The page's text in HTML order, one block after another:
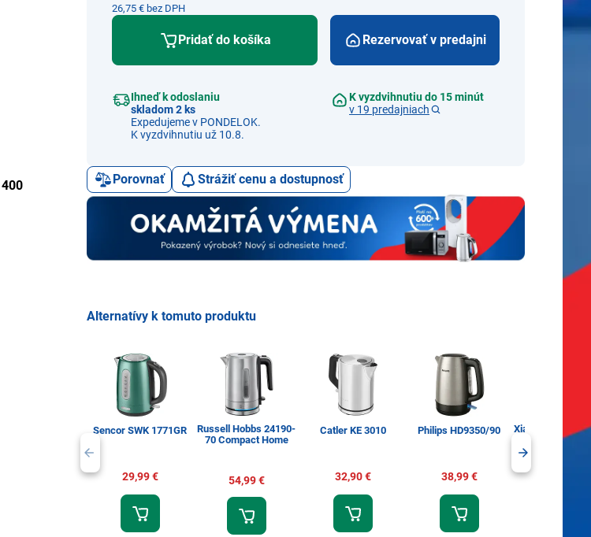
26,75 € bez DPH
Pridať do košíka
Ihneď k odoslaniu
skladom 2 ks
Expedujeme v PONDELOK.
K vyzdvihnutiu už 10.8.
Rezervovať v predajni
K vyzdvihnutiu do 15 minút
v 19 predajniach
Porovnať Strážiť cenu a dostupnosť
Alternatívy k tomuto produktu
Sencor SWK 1771GR
29,99 €
Russell Hobbs 24190-
70 Compact Home
54,99 €
Catler KE 3010
32,90 €
Philips HD9350/90
38,99 €
Xiaomi Electric
EU